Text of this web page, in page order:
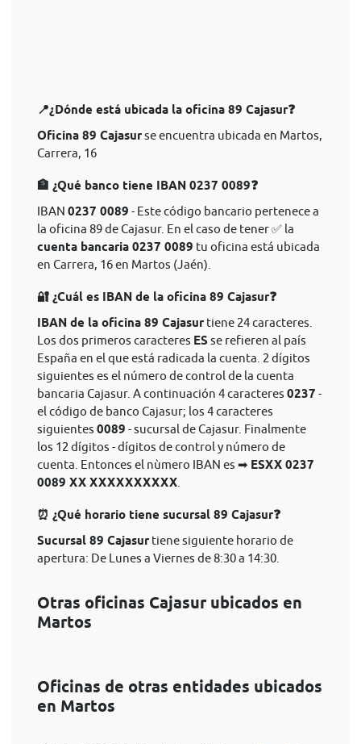
📍¿Dónde está ubicada la oficina 89 Cajasur❓
Oficina 89 Cajasurse encuentra ubicada en Martos,
Carrera, 16
🏦 ¿Qué banco tiene IBAN 0237 0089❓
IBAN 0237 0089 - Este código bancario pertenece a
la oficina 89 de Cajasur. En el caso de tener ✅ la
cuenta bancaria 0237 0089 tu oficina está ubicada
en Carrera, 16 en Martos (Jaén).
🔐 ¿Cuál es IBAN de la oficina 89 Cajasur❓
IBAN de la oficina 89 Cajasur tiene 24 caracteres.
Los dos primeros caracteres ES se refieren al país
España en el que está radicada la cuenta. 2 dígitos
siguientes es el número de control de la cuenta
bancaria Cajasur. A continuación 4 caracteres 0237 -
el código de banco Cajasur; los 4 caracteres
siguientes 0089 - sucursal de Cajasur. Finalmente
los 12 dígitos - dígitos de control y número de
cuenta. Entonces el nùmero IBAN es ➡ ESXX 0237
0089 XX XXXXXXXXXX
⏰ ¿Qué horario tiene sucursal 89 Cajasur❓
Sucursal 89 Cajasur tiene siguiente horario de
apertura: De Lunes a Viernes de 8:30 a 14:30.
Otras oficinas Cajasur ubicados en
Martos
Oficinas de otras entidades ubicados
en Martos